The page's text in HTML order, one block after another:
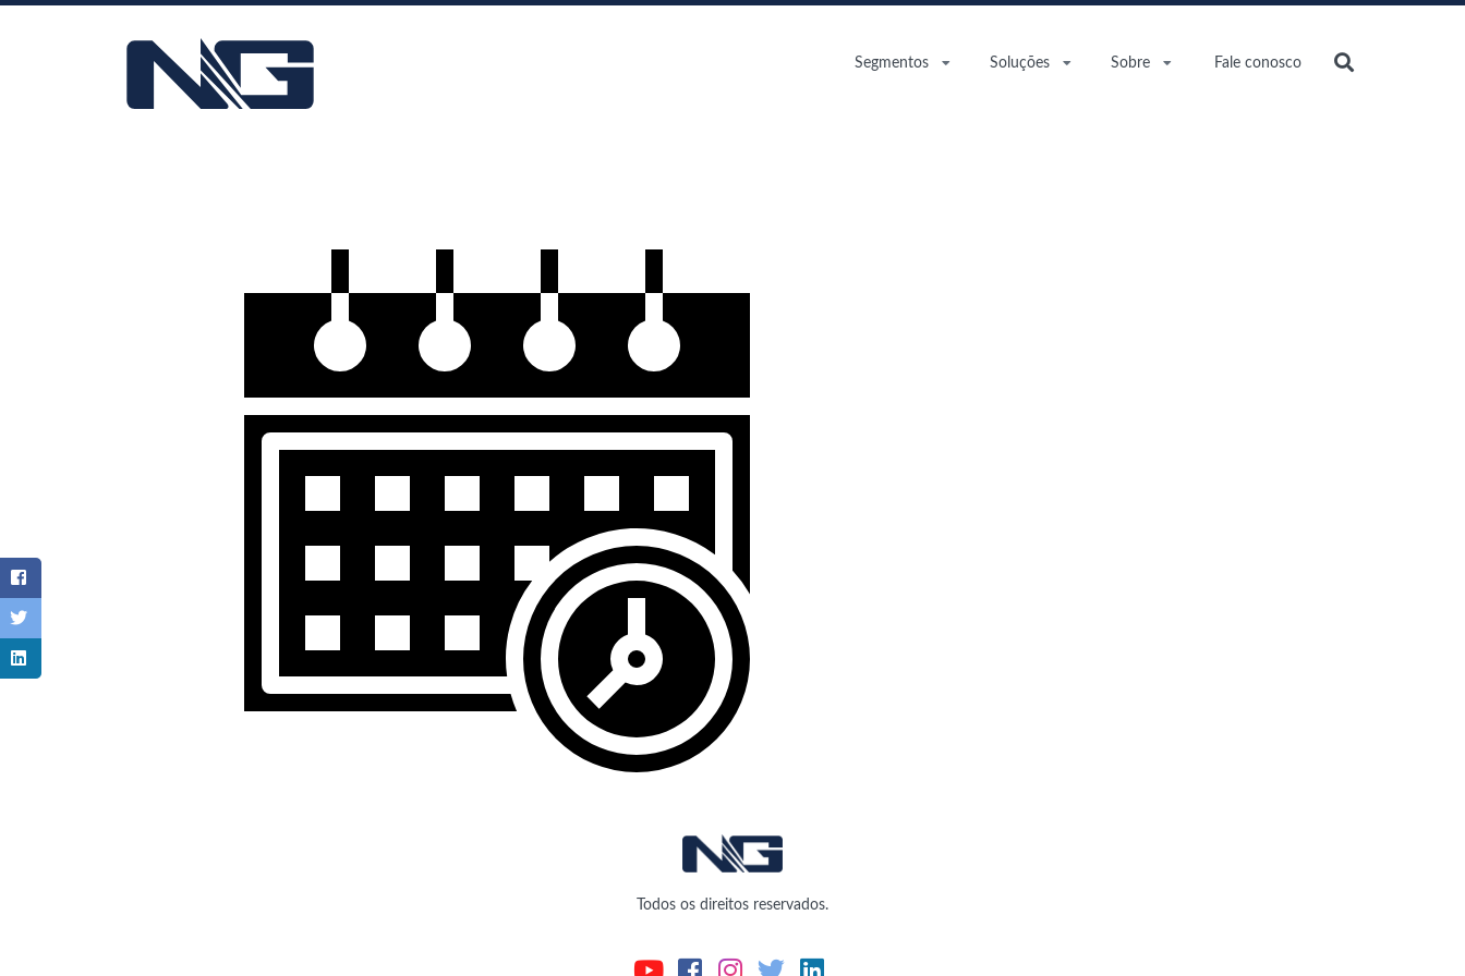
Segmentos Soluções Sobre Fale conosco
Todos os direitos reservados.